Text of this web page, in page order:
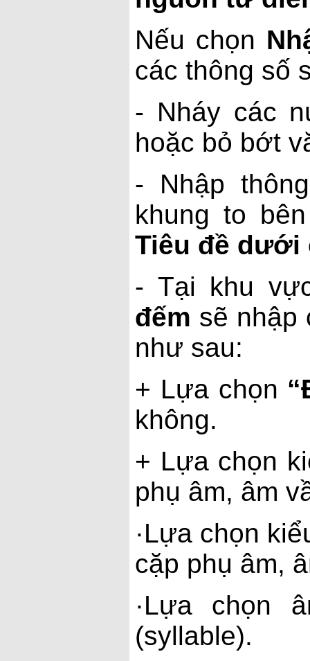
Nếu chọn
các thông số
- Nháy các
hoặc bỏ bớt
- Nhập
khung to
Tiêu đề dưới
- Tại khu
đếm sẽ nhập
như sau:
+ Lựa chọn
không.
+ Lựa chọn
phụ âm, âm
·Lựa chọn
cặp phụ âm,
·Lựa chọn
(syllable).